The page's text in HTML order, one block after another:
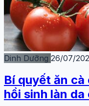
Dinh Dưỡng 26/07/
Bí quyết ăn cà
hồi sinh làn da